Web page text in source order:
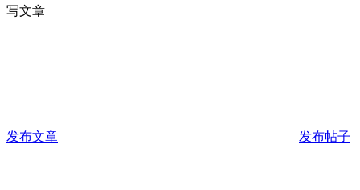
写文章
发布文章 发布帖子